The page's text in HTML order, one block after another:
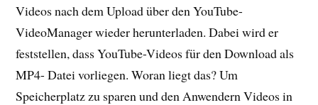
Videos nach dem Upload über den YouTube-
VideoManager wieder herunterladen. Dabei wird er
feststellen, dass YouTube-Videos für den Download als
MP4- Datei vorliegen. Woran liegt das? Um
Speicherplatz zu sparen und den Anwendern Videos in